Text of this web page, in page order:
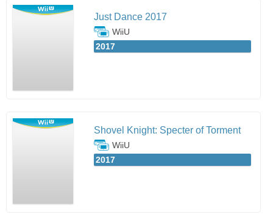
Just Dance 2017
WiiU
2017
Shovel Knight: Specter of Torment
WiiU
2017